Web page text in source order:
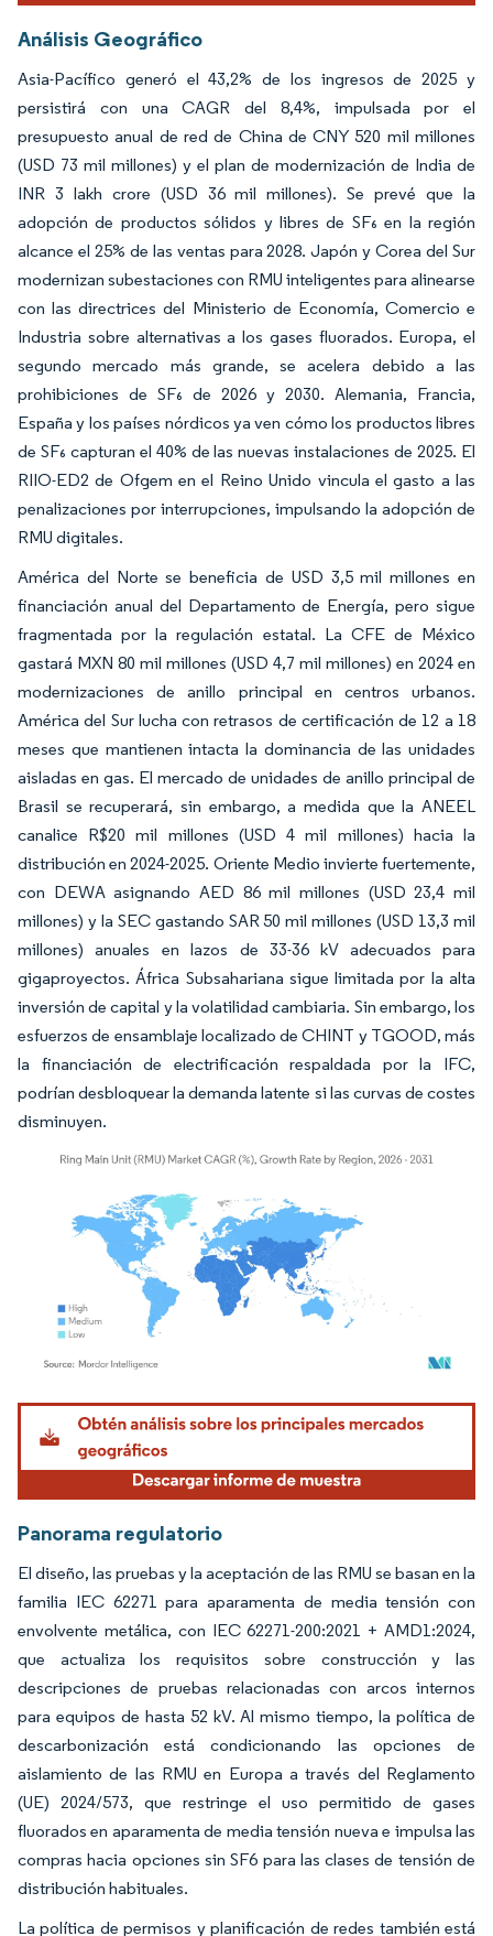
Análisis Geográfico
Asia-Pacífico generó el 43,2% de los ingresos de 2025 y
persistirá con una CAGR del 8,4%, impulsada por el
presupuesto anual de red de China de CNY 520 mil millones
(USD 73 mil millones) y el plan de modernización de India de
INR 3 lakh crore (USD 36 mil millones). Se prevé que la
adopción de productos sólidos y libres de SF₆ en la región
alcance el 25% de las ventas para 2028. Japón y Corea del Sur
modernizan subestaciones con RMU inteligentes para alinearse
con las directrices del Ministerio de Economía, Comercio e
Industria sobre alternativas a los gases fluorados. Europa, el
segundo mercado más grande, se acelera debido a las
prohibiciones de SF₆ de 2026 y 2030. Alemania, Francia,
España y los países nórdicos ya ven cómo los productos libres
de SF₆ capturan el 40% de las nuevas instalaciones de 2025. El
RIIO-ED2 de Ofgem en el Reino Unido vincula el gasto a las
penalizaciones por interrupciones, impulsando la adopción de
RMU digitales.
América del Norte se beneficia de USD 3,5 mil millones en
financiación anual del Departamento de Energía, pero sigue
fragmentada por la regulación estatal. La CFE de México
gastará MXN 80 mil millones (USD 4,7 mil millones) en 2024 en
modernizaciones de anillo principal en centros urbanos.
América del Sur lucha con retrasos de certificación de 12 a 18
meses que mantienen intacta la dominancia de las unidades
aisladas en gas. El mercado de unidades de anillo principal de
Brasil se recuperará, sin embargo, a medida que la ANEEL
canalice R$20 mil millones (USD 4 mil millones) hacia la
distribución en 2024-2025. Oriente Medio invierte fuertemente,
con DEWA asignando AED 86 mil millones (USD 23,4 mil
millones) y la SEC gastando SAR 50 mil millones (USD 13,3 mil
millones) anuales en lazos de 33-36 kV adecuados para
gigaproyectos. África Subsahariana sigue limitada por la alta
inversión de capital y la volatilidad cambiaria. Sin embargo, los
esfuerzos de ensamblaje localizado de CHINT y TGOOD, más
la financiación de electrificación respaldada por la IFC,
podrían desbloquear la demanda latente si las curvas de costes
disminuyen.
Imagen © Mordor Intelligence. El uso requiere atribución según CC BY 4.0.
Panorama regulatorio
El diseño, las pruebas y la aceptación de las RMU se basan en la
familia IEC 62271 para aparamenta de media tensión con
envolvente metálica, con IEC 62271-200:2021 + AMD1:2024,
que actualiza los requisitos sobre construcción y las
descripciones de pruebas relacionadas con arcos internos
para equipos de hasta 52 kV. Al mismo tiempo, la política de
descarbonización está condicionando las opciones de
aislamiento de las RMU en Europa a través del Reglamento
(UE) 2024/573, que restringe el uso permitido de gases
fluorados en aparamenta de media tensión nueva e impulsa las
compras hacia opciones sin SF6 para las clases de tensión de
distribución habituales.
La política de permisos y planificación de redes también está